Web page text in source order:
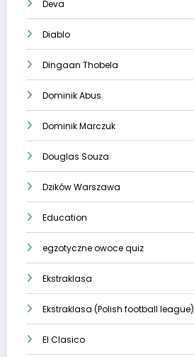
Deva
Diablo
Dingaan Thobela
Dominik Abus
Dominik Marczuk
Douglas Souza
Dzików Warszawa
Education
egzotyczne owoce quiz
Ekstraklasa
Ekstraklasa (Polish football league)
El Clasico